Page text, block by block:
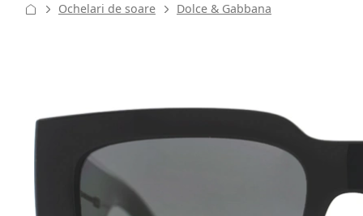
Ochelari de soare Dolce & Gabbana
Lățimea ramei